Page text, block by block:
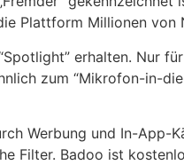
Plattform Millionen von
erhalten. Nur
zum “Mikrofon-in-
Werbung und In-App-
Filter. Badoo ist